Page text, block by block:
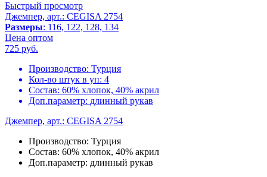
Быстрый просмотр
Джемпер, арт.: CEGISA 2754
Размеры: 116, 122, 128, 134
Цена оптом
725 руб.
Производство: Турция
Кол-во штук в уп: 4
Состав: 60% хлопок, 40% акрил
Доп.параметр: длинный рукав
Джемпер, арт.: CEGISA 2754
Производство: Турция
Состав: 60% хлопок, 40% акрил
Доп.параметр: длинный рукав